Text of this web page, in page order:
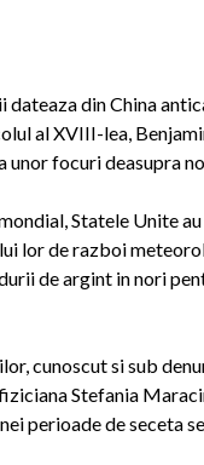
din China
al XVIII-lea,
unor focuri deasupra
Statele Unite
lor de razboi
de argint in nori
cunoscut si sub
Stefania
perioade de seceta